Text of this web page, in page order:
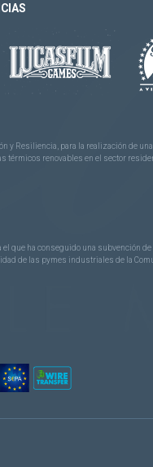
y Resiliencia, para la realización de
renovables en el sector
el que ha conseguido una
de las pymes industriales de la